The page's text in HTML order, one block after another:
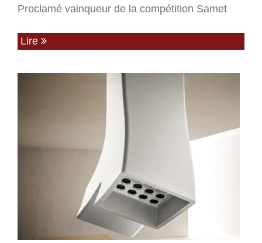
Proclamé vainqueur de la compétition Samet
Lire